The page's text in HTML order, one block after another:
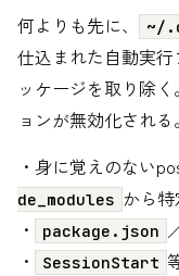
何よりも先に、 ~/
仕込まれた自動実
ッケージを取り除
ョンが無効化される。
・身に覚えのない
de_modules から
・
package.json
・
SessionStart